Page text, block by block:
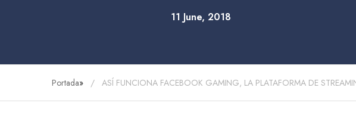
11 June, 2018
Portada» ASÍ FUNCIONA FACEBOOK GAMING, LA PLATAFORMA DE